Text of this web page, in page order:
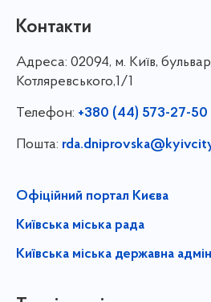
Контакти
Адреса: 02094, м. Київ, бульвар
Котляревського,1/1
Телефон: +380 (44) 573-27-50
Пошта:
Офіційний портал Києва
Київська міська рада
Київська міська державна